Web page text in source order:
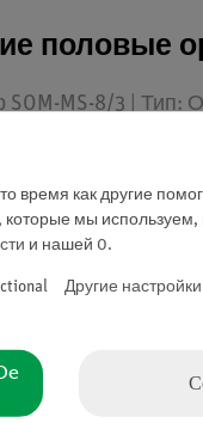
половые
SOM-MS-8/3 | Тип:
предложение
to VAT.
время как другие
мы используем,
и нашей 0.
Другие настройки